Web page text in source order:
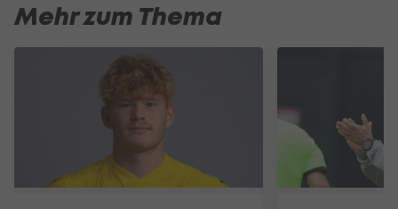
Mehr zum Thema